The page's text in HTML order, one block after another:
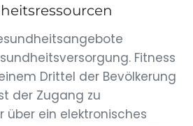
Fitness
Drittel der Bevölkerung
der Zugang zu
über ein elektronisches